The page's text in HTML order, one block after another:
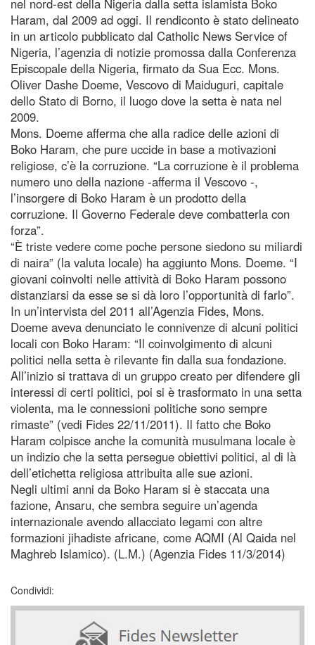
Haram, dal 2009 ad oggi. Il rendiconto è stato delineato
in un articolo pubblicato dal Catholic News Service of
Nigeria, l’agenzia di notizie promossa dalla Conferenza
Episcopale della Nigeria, firmato da Sua Ecc. Mons.
Oliver Dashe Doeme, Vescovo di Maiduguri, capitale
dello Stato di Borno, il luogo dove la setta è nata nel
2009.
Mons. Doeme afferma che alla radice delle azioni di
Boko Haram, che pure uccide in base a motivazioni
religiose, c’è la corruzione. “La corruzione è il problema
numero uno della nazione -afferma il Vescovo -,
l’insorgere di Boko Haram è un prodotto della
corruzione. Il Governo Federale deve combatterla con
forza”.
“È triste vedere come poche persone siedono su miliardi
di naira” (la valuta locale) ha aggiunto Mons. Doeme. “I
giovani coinvolti nelle attività di Boko Haram possono
distanziarsi da esse se si dà loro l’opportunità di farlo”.
In un’intervista del 2011 all’Agenzia Fides, Mons.
Doeme aveva denunciato le connivenze di alcuni politici
locali con Boko Haram: “Il coinvolgimento di alcuni
politici nella setta è rilevante fin dalla sua fondazione.
All’inizio si trattava di un gruppo creato per difendere gli
interessi di certi politici, poi si è trasformato in una setta
violenta, ma le connessioni politiche sono sempre
rimaste” (vedi Fides 22/11/2011). Il fatto che Boko
Haram colpisce anche la comunità musulmana locale è
un indizio che la setta persegue obiettivi politici, al di là
dell’etichetta religiosa attribuita alle sue azioni.
Negli ultimi anni da Boko Haram si è staccata una
fazione, Ansaru, che sembra seguire un’agenda
internazionale avendo allacciato legami con altre
formazioni jihadiste africane, come AQMI (Al Qaida nel
Maghreb Islamico). (L.M.) (Agenzia Fides 11/3/2014)
Condividi: